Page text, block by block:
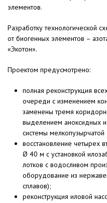
элементов.
Разработку технологической
от биогенных элементов –
«Экотон».
Проектом предусмотрено:
полная реконструкция
очереди с изменением
заменены тремя
выделением аноксидных
системы
восстановление четырех
Ø 40 м с установкой
лотков с водосливом
оборудование из
сплавов);
реконструкция иловой